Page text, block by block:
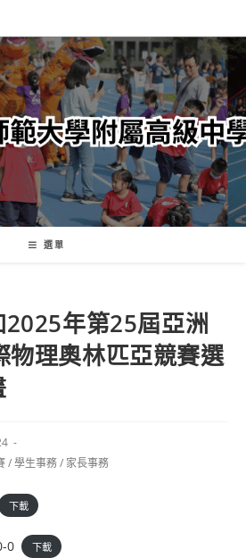
選單
2025年第25屆亞洲
物理奧林匹亞競賽選
/學生事務/ 家長事務
下載
0 下載